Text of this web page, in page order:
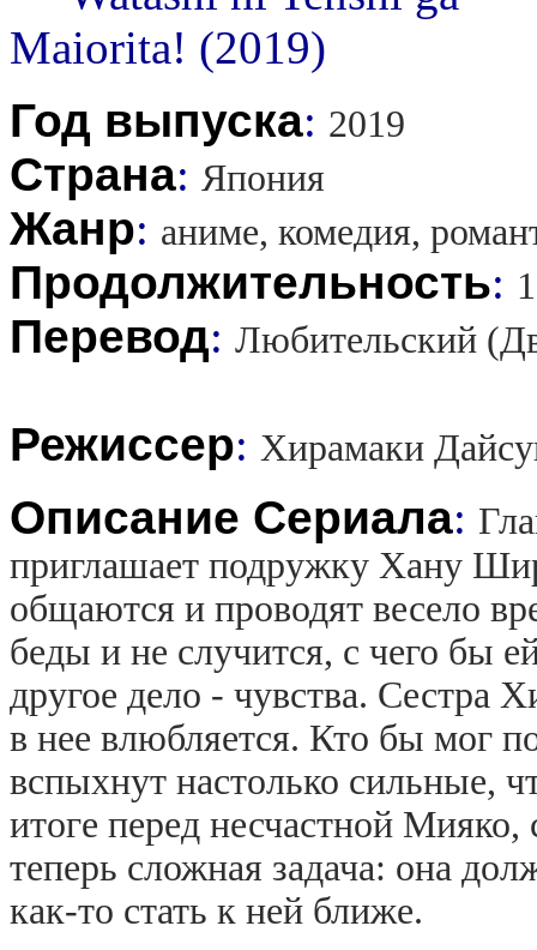
Год выпуска: 2019
Страна: Япония
Жанр: аниме, комедия,
Продолжительность:
Перевод: Любительский
Режиссер: Хирамаки
Описание Сериала:
приглашает подружку Хану
общаются и проводят весело
беды и не случится, с чего бы
другое дело - чувства. Сестра
в нее влюбляется. Кто бы мог
вспыхнут настолько сильные,
итоге перед несчастной
теперь сложная задача: она
как-то стать к ней ближе.